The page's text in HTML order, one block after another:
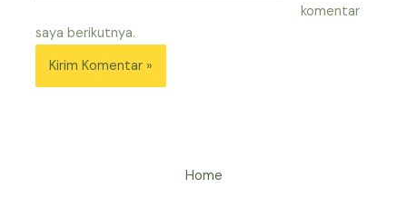
komentar
saya berikutnya.
Home